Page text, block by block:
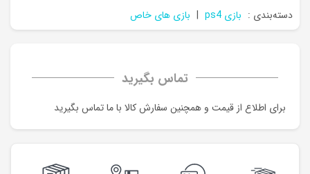
دسته‌بندی : بازی ps4 | بازی های خاص
تماس بگیرید
برای اطلاع از قیمت و همچنین سفارش کالا با ما تماس بگیرید